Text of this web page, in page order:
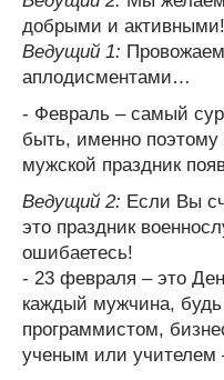
добрыми и активными!
Ведущий 1:
аплодисментами…
- Февраль – самый
быть, именно
мужской праздник
Ведущий 2: Если Вы
это праздник
ошибаетесь!
- 23 февраля – это
каждый мужчина,
программистом,
ученым или учителем